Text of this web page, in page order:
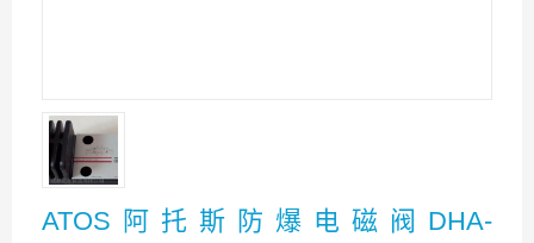
ATOS阿托斯防爆电磁阀DHA-